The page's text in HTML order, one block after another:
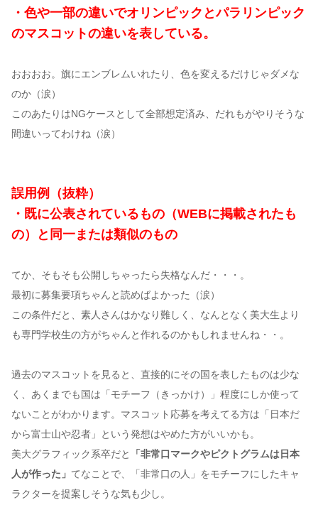
・色や一部の違いでオリンピックとパラリンピック
のマスコットの違いを表している。
おおおお。旗にエンブレムいれたり、色を変えるだけじゃダメな
のか（涙）
このあたりはNGケースとして全部想定済み、だれもがやりそうな
間違いってわけね（涙）
誤用例（抜粋）
・既に公表されているもの（WEBに掲載されたも
の）と同一または類似のもの
てか、そもそも公開しちゃったら失格なんだ・・・。
最初に募集要項ちゃんと読めばよかった（涙）
この条件だと、素人さんはかなり難しく、なんとなく美大生より
も専門学校生の方がちゃんと作れるのかもしれませんね・・。
過去のマスコットを見ると、直接的にその国を表したものは少な
く、あくまでも国は「モチーフ（きっかけ）」程度にしか使って
ないことがわかります。マスコット応募を考えてる方は「日本だ
から富士山や忍者」という発想はやめた方がいいかも。
美大グラフィック系卒だと
「非常口マークやピクトグラムは日本
人が作った」 てなことで、「非常口の人」をモチーフにしたキャ
ラクターを提案しそうな気も少し。